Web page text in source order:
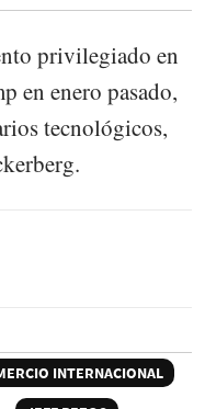
privilegiado en
en enero pasado,
tecnológicos,
INTERNACIONAL